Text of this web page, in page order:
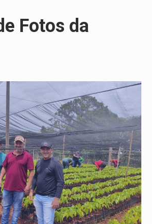
Fotos da